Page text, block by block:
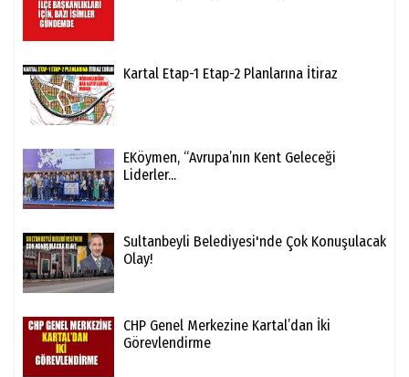
Kartal Etap-1 Etap-2 Planlarına İtiraz
EKöymen, “Avrupa’nın Kent Geleceği
Liderler...
Sultanbeyli Belediyesi'nde Çok Konuşulacak
Olay!
CHP Genel Merkezine Kartal’dan İki
Görevlendirme